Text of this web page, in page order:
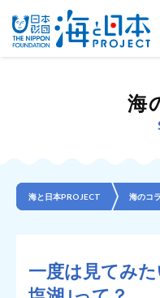
海
海と日本PROJECT 海のコ
一度は見てみ